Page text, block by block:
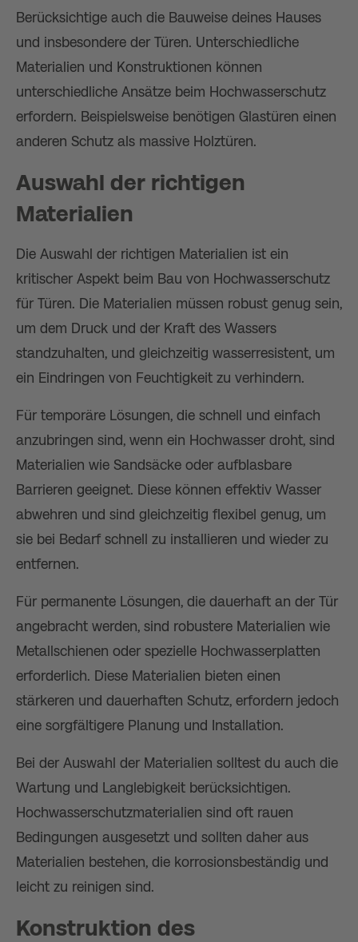
Berücksichtige auch die Bauweise deines Hauses
und insbesondere der Türen. Unterschiedliche
Materialien und Konstruktionen können
unterschiedliche Ansätze beim Hochwasserschutz
erfordern. Beispielsweise benötigen Glastüren einen
anderen Schutz als massive Holztüren.
Auswahl der richtigen
Materialien
Die Auswahl der richtigen Materialien ist ein
kritischer Aspekt beim Bau von Hochwasserschutz
für Türen. Die Materialien müssen robust genug sein,
um dem Druck und der Kraft des Wassers
standzuhalten, und gleichzeitig wasserresistent, um
ein Eindringen von Feuchtigkeit zu verhindern.
Für temporäre Lösungen, die schnell und einfach
anzubringen sind, wenn ein Hochwasser droht, sind
Materialien wie Sandsäcke oder aufblasbare
Barrieren geeignet. Diese können effektiv Wasser
abwehren und sind gleichzeitig flexibel genug, um
sie bei Bedarf schnell zu installieren und wieder zu
entfernen.
Für permanente Lösungen, die dauerhaft an der Tür
angebracht werden, sind robustere Materialien wie
Metallschienen oder spezielle Hochwasserplatten
erforderlich. Diese Materialien bieten einen
stärkeren und dauerhaften Schutz, erfordern jedoch
eine sorgfältigere Planung und Installation.
Bei der Auswahl der Materialien solltest du auch die
Wartung und Langlebigkeit berücksichtigen.
Hochwasserschutzmaterialien sind oft rauen
Bedingungen ausgesetzt und sollten daher aus
Materialien bestehen, die korrosionsbeständig und
leicht zu reinigen sind.
Konstruktion des